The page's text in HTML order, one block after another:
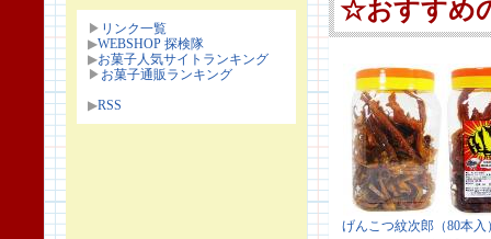
▶ リンク一覧
▶WEBSHOP 探検隊
▶お菓子人気サイトランキング
▶ お菓子通販ランキング
▶RSS